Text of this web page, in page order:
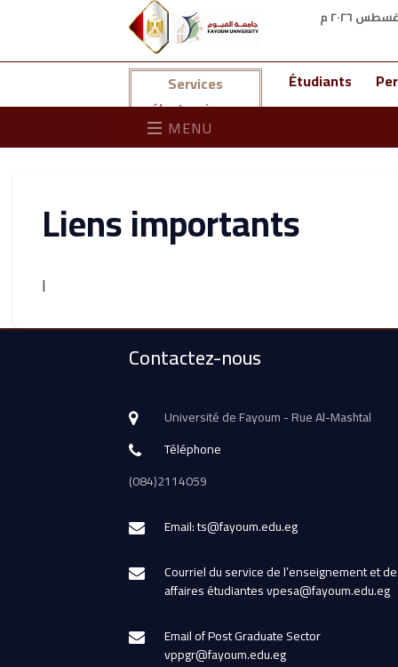
Services
électroniques
Étudiants
MENU
Liens importants
ا
Contactez-nous
Université de Fayoum - Rue Al-Mashtal
Téléphone
(084)2114059
Email: ts@fayoum.edu.eg
Courriel du service de l’enseignement et
affaires étudiantes vpesa@fayoum.edu.eg
Email of Post Graduate Sector
vppgr@fayoum.edu.eg